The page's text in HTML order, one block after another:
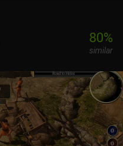
80%
similar